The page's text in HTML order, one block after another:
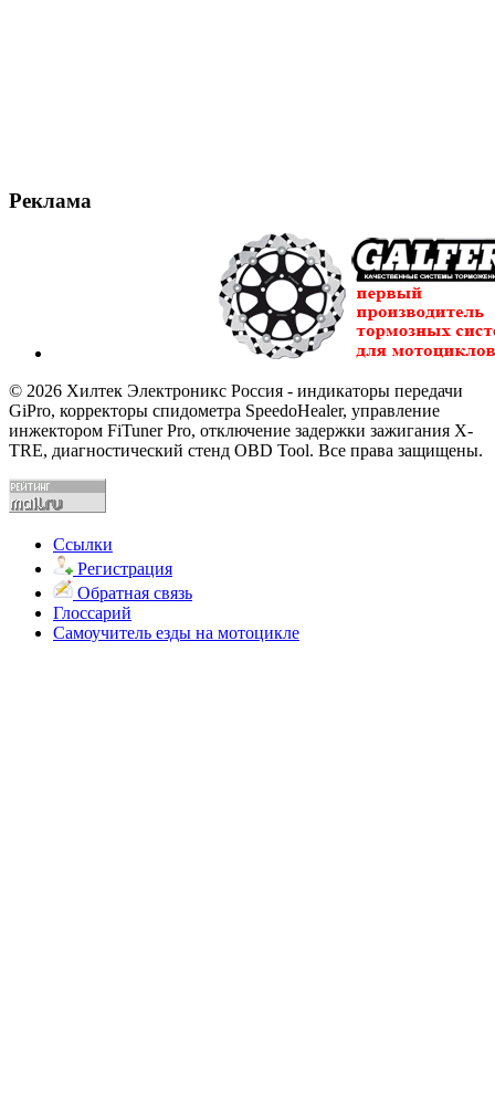
Реклама
© 2026 Хилтек Электроникс Россия - индикаторы передачи
GiPro, корректоры спидометра SpeedoHealer, управление
инжектором FiTuner Pro, отключение задержки зажигания X-
TRE, диагностический стенд OBD Tool. Все права защищены.
Ссылки
Регистрация
Обратная связь
Глоссарий
Самоучитель езды на мотоцикле